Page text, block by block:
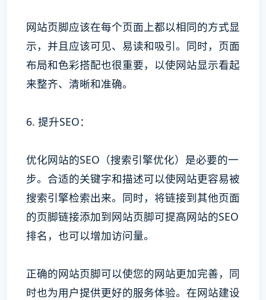
网站页脚应该在每个页面上都以相同的方式显
示，并且应该可见、易读和吸引。同时，页面
布局和色彩搭配也很重要，以使网站显示看起
来整齐、清晰和准确。
6. 提升SEO：
优化网站的SEO（搜索引擎优化）是必要的一
步。合适的关键字和描述可以使网站更容易被
搜索引擎检索出来。同时，将链接到其他页面
的页脚链接添加到网站页脚可提高网站的SEO
排名，也可以增加访问量。
正确的网站页脚可以使您的网站更加完善，同
时也为用户提供更好的服务体验。在网站建设